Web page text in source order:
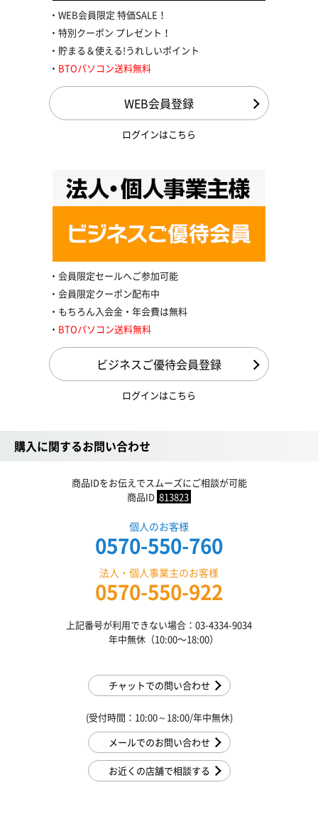
WEB会員限定 特価SALE！
特別クーポン プレゼント！
貯まる＆使える!うれしいポイント
BTOパソコン送料無料
WEB会員登録
ログインはこちら
会員限定セールへご参加可能
会員限定クーポン配布中
もちろん入会金・年会費は無料
BTOパソコン送料無料
ビジネスご優待会員登録
ログインはこちら
購入に関するお問い合わせ
商品IDをお伝えでスムーズにご相談が可能
商品ID 813823
個人のお客様
0570-550-760
法人・個人事業主のお客様
0570-550-922
上記番号が利用できない場合：03-4334-9034
年中無休（10:00〜18:00）
チャットでの問い合わせ
(受付時間：10:00～18:00/年中無休)
メールでのお問い合わせ
お近くの店舗で相談する